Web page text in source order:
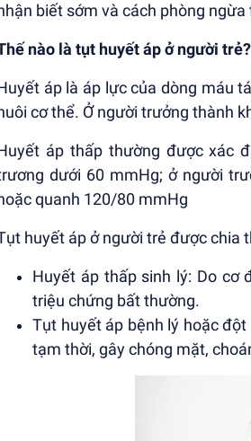
biết sớm và cách phòng
nào là tụt huyết áp ở người trẻ?
áp là áp lực của dòng máu
cơ thể. Ở người trưởng thành
áp thấp thường được xác
dưới 60 mmHg; ở người
quanh 120/80 mmHg
huyết áp ở người trẻ được chia
Huyết áp thấp sinh lý: Do cơ
triệu chứng bất thường.
Tụt huyết áp bệnh lý hoặc
tạm thời, gây chóng mặt,